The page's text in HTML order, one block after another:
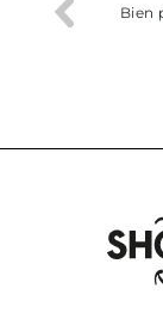
trobat
Bien